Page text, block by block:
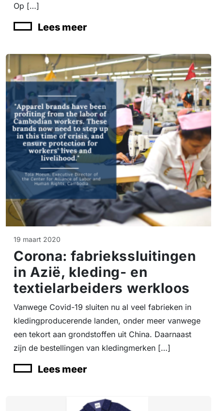
Op […]
Lees meer
19 maart 2020
Corona: fabriekssluitingen
in Azië, kleding- en
textielarbeiders werkloos
Vanwege Covid-19 sluiten nu al veel fabrieken in
kledingproducerende landen, onder meer vanwege
een tekort aan grondstoffen uit China. Daarnaast
zijn de bestellingen van kledingmerken […]
Lees meer